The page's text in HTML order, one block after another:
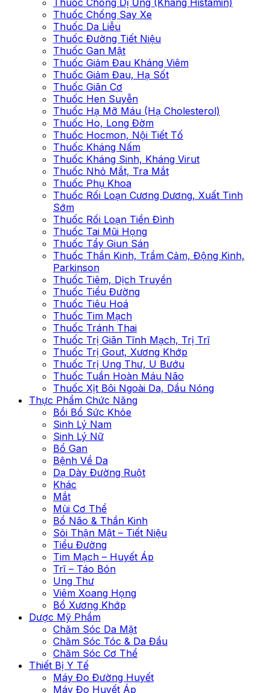
Thuốc Chống Dị Ứng (Kháng Histamin)
Thuốc Chống Say Xe
Thuốc Da Liễu
Thuốc Đường Tiết Niệu
Thuốc Gan Mật
Thuốc Giảm Đau Kháng Viêm
Thuốc Giảm Đau, Hạ Sốt
Thuốc Giãn Cơ
Thuốc Hen Suyễn
Thuốc Hạ Mỡ Máu (Hạ Cholesterol)
Thuốc Ho, Long Đờm
Thuốc Hocmon, Nội Tiết Tố
Thuốc Kháng Nấm
Thuốc Kháng Sinh, Kháng Virut
Thuốc Nhỏ Mắt, Tra Mắt
Thuốc Phụ Khoa
Thuốc Rối Loạn Cương Dương, Xuất Tinh
Sớm
Thuốc Rối Loạn Tiền Đình
Thuốc Tai Mũi Họng
Thuốc Tẩy Giun Sán
Thuốc Thần Kinh, Trầm Cảm, Động Kinh,
Parkinson
Thuốc Tiêm, Dịch Truyền
Thuốc Tiểu Đường
Thuốc Tiêu Hoá
Thuốc Tim Mạch
Thuốc Tránh Thai
Thuốc Trị Giãn Tĩnh Mạch, Trị Trĩ
Thuốc Trị Gout, Xương Khớp
Thuốc Trị Ung Thư, U Bướu
Thuốc Tuần Hoàn Máu Não
Thuốc Xịt Bôi Ngoài Da, Dầu Nóng
Thực Phẩm Chức Năng
Bồi Bổ Sức Khỏe
Sinh Lý Nam
Sinh Lý Nữ
Bổ Gan
Bệnh Về Da
Dạ Dày Đường Ruột
Khác
Mắt
Mùi Cơ Thể
Bổ Não & Thần Kinh
Sỏi Thận Mật – Tiết Niệu
Tiểu Đường
Tim Mạch – Huyết Áp
Trĩ – Táo Bón
Ung Thư
Viêm Xoang Họng
Bổ Xương Khớp
Dược Mỹ Phẩm
Chăm Sóc Da Mặt
Chăm Sóc Tóc & Da Đầu
Chăm Sóc Cơ Thể
Thiết Bị Y Tế
Máy Đo Đường Huyết
Máy Đo Huyết Áp